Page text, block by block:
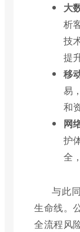
大
析
技
提
移
易
和
网
护
全
与此
生命线。
全流程风